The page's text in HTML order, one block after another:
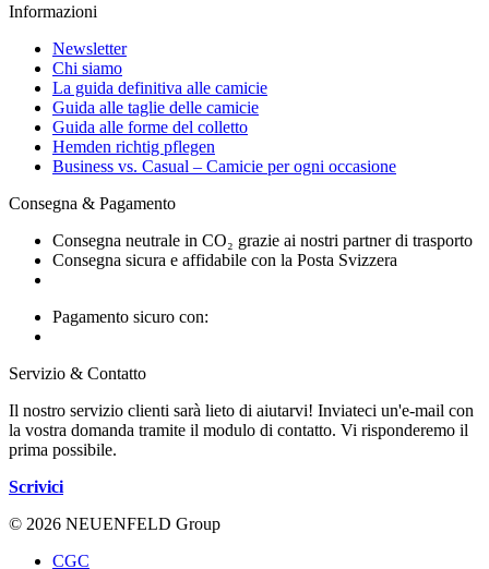
Informazioni
Newsletter
Chi siamo
La guida definitiva alle camicie
Guida alle taglie delle camicie
Guida alle forme del colletto
Hemden richtig pflegen
Business vs. Casual – Camicie per ogni occasione
Consegna & Pagamento
Consegna neutrale in CO₂ grazie ai nostri partner di trasporto
Consegna sicura e affidabile con la Posta Svizzera
Pagamento sicuro con:
Servizio & Contatto
Il nostro servizio clienti sarà lieto di aiutarvi! Inviateci un'e-mail con
la vostra domanda tramite il modulo di contatto. Vi risponderemo il
prima possibile.
Scrivici
© 2026 NEUENFELD Group
CGC